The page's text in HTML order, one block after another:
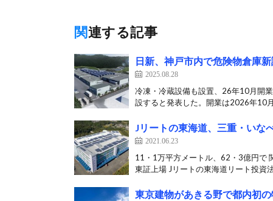
関連する記事
日新、神戸市内で危険物倉庫
2025.08.28
冷凍・冷蔵設備も設置、26年10月開
設すると発表した。開業は2026年10
Jリートの東海道、三重・いな
2021.06.23
11・1万平方メートル、62・3億円で
東証上場 Jリートの東海道リート投資
東京建物があきる野で都内初